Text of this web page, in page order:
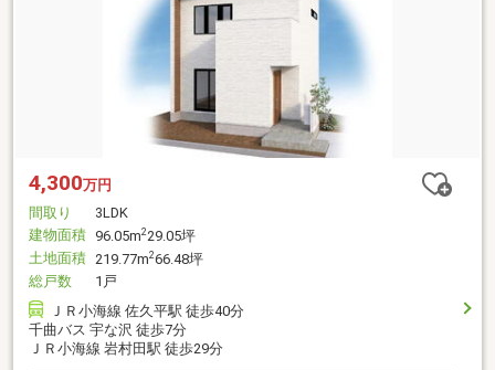
4,300万円
間取り
3LDK
建物面積 96.05m2 29.05坪
土地面積 219.77m266.48坪
総戸数
1戸
ＪＲ小海線 佐久平駅 徒歩40分
千曲バス 宇な沢 徒歩7分
ＪＲ小海線 岩村田駅 徒歩29分